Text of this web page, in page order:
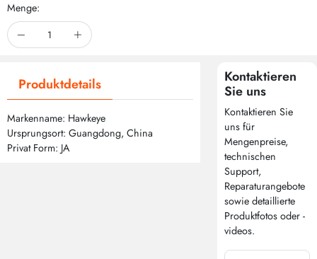
Menge:
Produktdetails
Markenname: Hawkeye
Ursprungsort: Guangdong, China
Privat Form: JA
Kontaktieren
Sie uns
Kontaktieren Sie
uns für
Mengenpreise,
technischen
Support,
Reparaturangebote
sowie detaillierte
Produktfotos oder -
videos.